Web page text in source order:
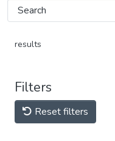
results
Filters
Reset filters